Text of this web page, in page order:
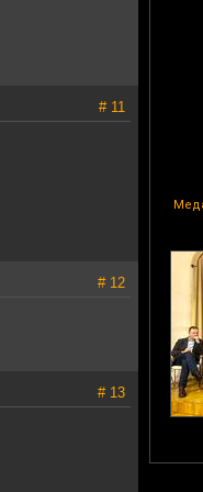
# 11
# 12
# 13